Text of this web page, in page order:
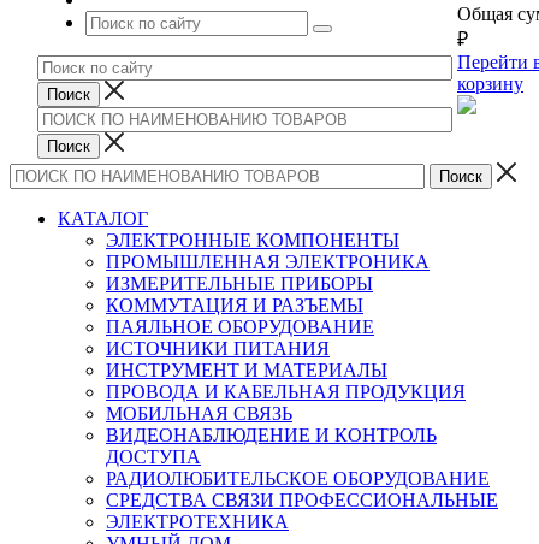
Общая
₽
Перейти
корзину
КАТАЛОГ
ЭЛЕКТРОННЫЕ КОМПОНЕНТЫ
ПРОМЫШЛЕННАЯ ЭЛЕКТРОНИКА
ИЗМЕРИТЕЛЬНЫЕ ПРИБОРЫ
КОММУТАЦИЯ И РАЗЪЕМЫ
ПАЯЛЬНОЕ ОБОРУДОВАНИЕ
ИСТОЧНИКИ ПИТАНИЯ
ИНСТРУМЕНТ И МАТЕРИАЛЫ
ПРОВОДА И КАБЕЛЬНАЯ ПРОДУКЦИЯ
МОБИЛЬНАЯ СВЯЗЬ
ВИДЕОНАБЛЮДЕНИЕ И КОНТРОЛЬ
ДОСТУПА
РАДИОЛЮБИТЕЛЬСКОЕ ОБОРУДОВАНИЕ
СРЕДСТВА СВЯЗИ ПРОФЕССИОНАЛЬНЫЕ
ЭЛЕКТРОТЕХНИКА